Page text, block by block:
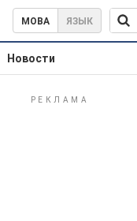
МОВА ЯЗЫК
Новости